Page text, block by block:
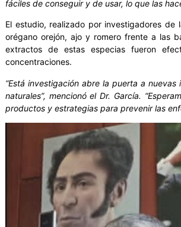
fáciles de conseguir y de usar, lo que las
El estudio, realizado por investigadores
orégano orejón, ajo y romero frente a las
extractos de estas especias fueron
concentraciones.
“Está investigación abre la puerta a
naturales”, mencionó el Dr. García.
productos y estrategias para prevenir las